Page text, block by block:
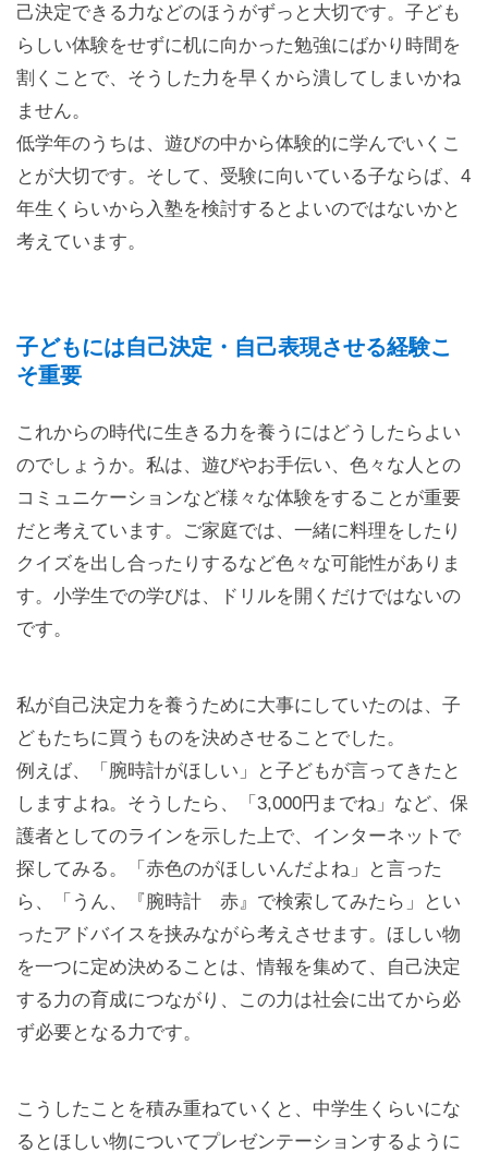
己決定できる力などのほうがずっと大切です。子ども
らしい体験をせずに机に向かった勉強にばかり時間を
割くことで、そうした力を早くから潰してしまいかね
ません。
低学年のうちは、遊びの中から体験的に学んでいくこ
とが大切です。そして、受験に向いている子ならば、4
年生くらいから入塾を検討するとよいのではないかと
考えています。
子どもには自己決定・自己表現させる経験こ
そ重要
これからの時代に生きる力を養うにはどうしたらよい
のでしょうか。私は、遊びやお手伝い、色々な人との
コミュニケーションなど様々な体験をすることが重要
だと考えています。ご家庭では、一緒に料理をしたり
クイズを出し合ったりするなど色々な可能性がありま
す。小学生での学びは、ドリルを開くだけではないの
です。
私が自己決定力を養うために大事にしていたのは、子
どもたちに買うものを決めさせることでした。
例えば、「腕時計がほしい」と子どもが言ってきたと
しますよね。そうしたら、「3,000円までね」など、保
護者としてのラインを示した上で、インターネットで
探してみる。「赤色のがほしいんだよね」と言った
ら、「うん、『腕時計 赤』で検索してみたら」とい
ったアドバイスを挟みながら考えさせます。ほしい物
を一つに定め決めることは、情報を集めて、自己決定
する力の育成につながり、この力は社会に出てから必
ず必要となる力です。
こうしたことを積み重ねていくと、中学生くらいにな
るとほしい物についてプレゼンテーションするように